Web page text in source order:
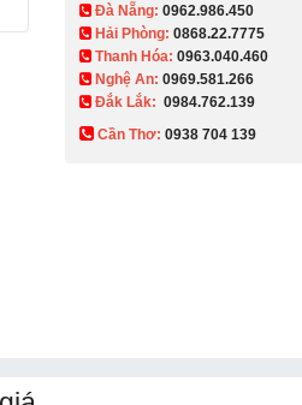
Đà Nẵng:0962.986.450
Hải Phòng:0868.22.7775
Thanh Hóa:0963.040.460
Nghệ An:0969.581.266
Đắk Lắk: 0984.762.139
Cần Thơ:0938 704 139​